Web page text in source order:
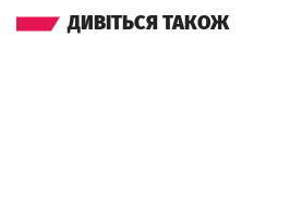
ДИВІТЬСЯ ТАКОЖ